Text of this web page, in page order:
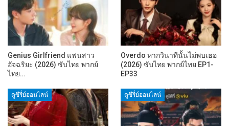
Genius Girlfriend แฟนสาว
อัจฉริยะ (2026) ซับไทย พากย์
ไทย…
Overdo หากวินาทีนั้นไม่พบเธอ
(2026) ซับไทย พากย์ไทย EP1-
EP33
ดูซีรี่ย์ออนไลน์ ดูซีรี่ย์ออนไลน์